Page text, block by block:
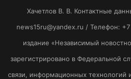
Хaчeтлoв B. B. Контактные
news15ru@yandex.ru / Телефон:
издание «Независимый
зарегистрировано в Федеральной
связи, информационных технологий